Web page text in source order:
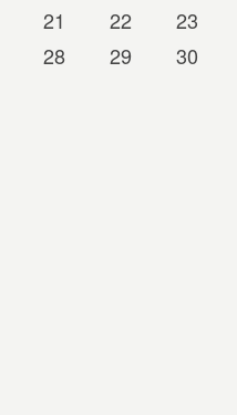
21 22
23
28 29
30